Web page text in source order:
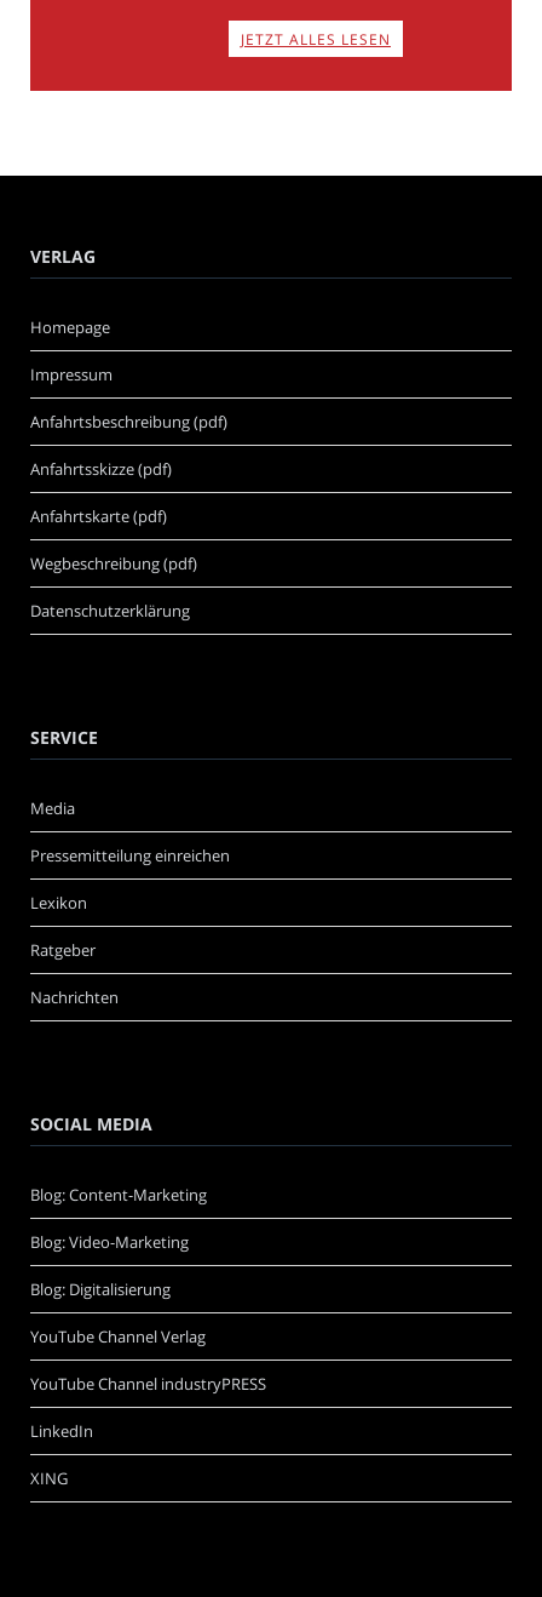
JETZT ALLES LESEN
VERLAG
Homepage
Impressum
Anfahrtsbeschreibung (pdf)
Anfahrtsskizze (pdf)
Anfahrtskarte (pdf)
Wegbeschreibung (pdf)
Datenschutzerklärung
SERVICE
Media
Pressemitteilung einreichen
Lexikon
Ratgeber
Nachrichten
SOCIAL MEDIA
Blog: Content-Marketing
Blog: Video-Marketing
Blog: Digitalisierung
YouTube Channel Verlag
YouTube Channel industryPRESS
LinkedIn
XING